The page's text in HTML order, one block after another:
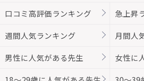
口コミ高評価ランキング
急上昇
週間人気ランキング 月間人
男性に人気がある先生 女性に